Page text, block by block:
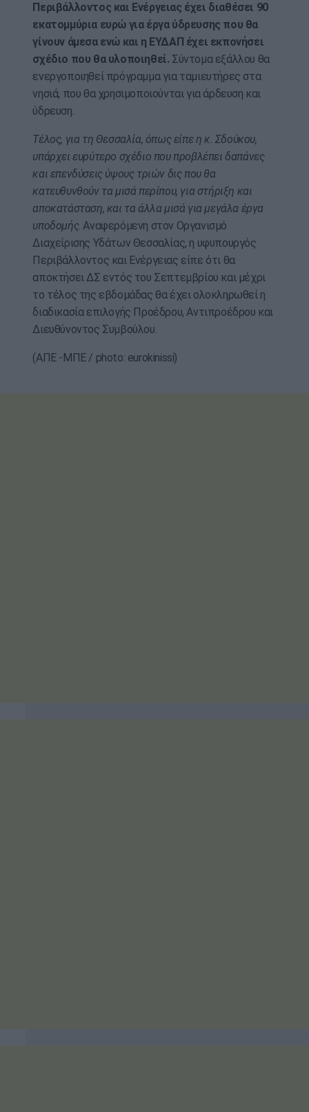
Περιβάλλοντος και Ενέργειας έχει διαθέσει 90
εκατομμύρια ευρώ για έργα ύδρευσης που θα
γίνουν άμεσα ενώ και η ΕΥΔΑΠ έχει εκπονήσει
σχέδιο που θα υλοποιηθεί. Σύντομα εξάλλου θα
ενεργοποιηθεί πρόγραμμα για ταμιευτήρες στα
νησιά, που θα χρησιμοποιούνται για άρδευση και
ύδρευση.
Τέλος, για τη Θεσσαλία, όπως είπε η κ. Σδούκου,
υπάρχει ευρύτερο σχέδιο που προβλέπει δαπάνες
και επενδύσεις ύψους τριών δις που θα
κατευθυνθούν τα μισά περίπου, για στήριξη και
αποκατάσταση, και τα άλλα μισά για μεγάλα έργα
υποδομής. Αναφερόμενη στον Οργανισμό
Διαχείρισης Υδάτων Θεσσαλίας, η υφυπουργός
Περιβάλλοντος και Ενέργειας είπε ότι θα
αποκτήσει ΔΣ εντός του Σεπτεμβρίου και μέχρι
το τέλος της εβδομάδας θα έχει ολοκληρωθεί η
διαδικασία επιλογής Προέδρου, Αντιπροέδρου και
Διευθύνοντος Συμβούλου.
(ΑΠΕ -ΜΠΕ / photo: eurokinissi)